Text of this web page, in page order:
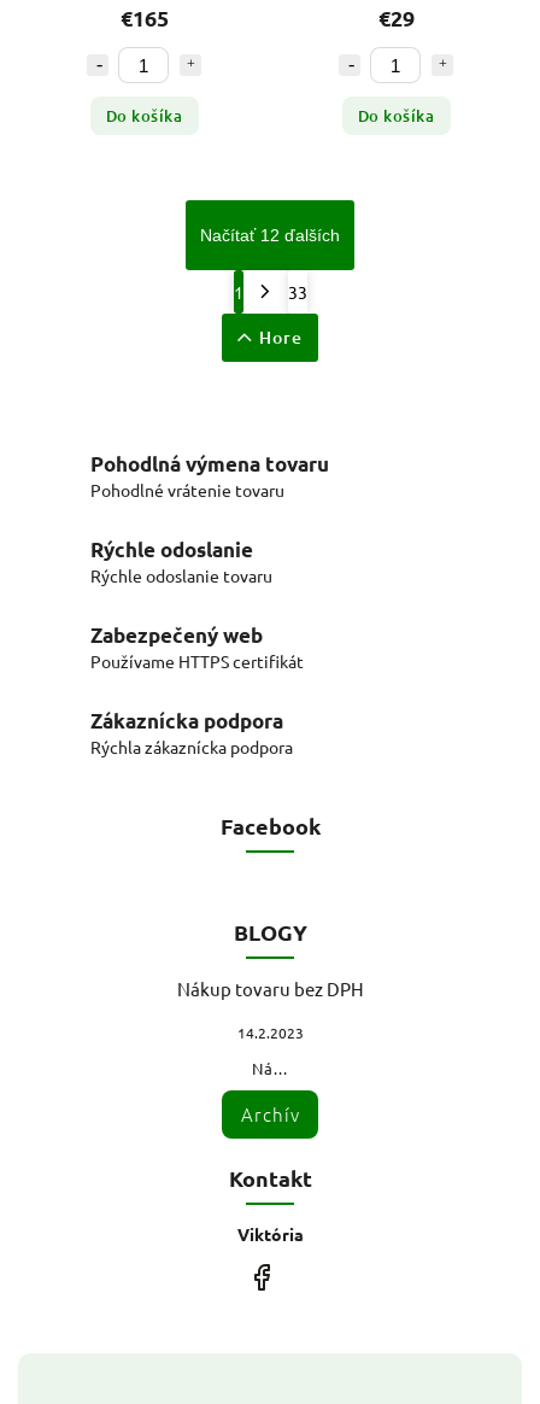
€165
Do košíka
€29
Do košíka
Načítať 12 ďalších
1 33
Hore
Pohodlná výmena tovaru
Pohodlné vrátenie tovaru
Rýchle odoslanie
Rýchle odoslanie tovaru
Zabezpečený web
Používame HTTPS certifikát
Zákaznícka podpora
Rýchla zákaznícka podpora
Facebook
BLOGY
Nákup tovaru bez DPH
14.2.2023
Ná...
Archív
Kontakt
Viktória